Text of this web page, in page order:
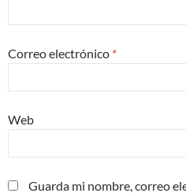
Correo electrónico *
Web
Guarda mi nombre, correo